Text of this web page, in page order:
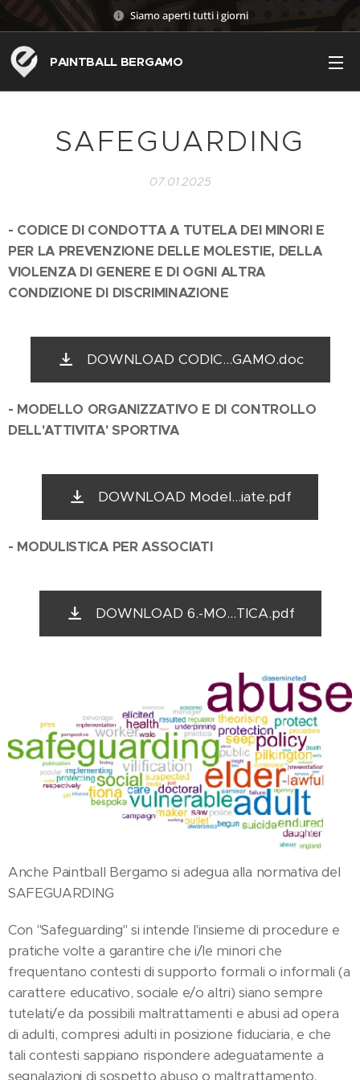
Siamo aperti tutti i giorni
PAINTBALL BERGAMO
SAFEGUARDING
07.01.2025
- CODICE DI CONDOTTA A TUTELA DEI MINORI E
PER LA PREVENZIONE DELLE MOLESTIE, DELLA
VIOLENZA DI GENERE E DI OGNI ALTRA
CONDIZIONE DI DISCRIMINAZIONE
DOWNLOAD CODIC...GAMO.doc
- MODELLO ORGANIZZATIVO E DI CONTROLLO
DELL'ATTIVITA' SPORTIVA
DOWNLOAD Model...iate.pdf
- MODULISTICA PER ASSOCIATI
DOWNLOAD 6.-MO...TICA.pdf
Anche Paintball Bergamo si adegua alla normativa del
SAFEGUARDING
Con "Safeguarding" si intende l'insieme di procedure e
pratiche volte a garantire che i/le minori che
frequentano contesti di supporto formali o informali (a
carattere educativo, sociale e/o altri) siano sempre
tutelati/e da possibili maltrattamenti e abusi ad opera
di adulti, compresi adulti in posizione fiduciaria, e che
tali contesti sappiano rispondere adeguatamente a
segnalazioni di sospetto abuso o maltrattamento.